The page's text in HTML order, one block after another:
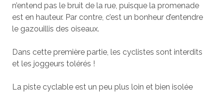
n’entend pas le bruit de la rue, puisque la promenade
est en hauteur. Par contre, c’est un bonheur d’entendre
le gazouillis des oiseaux.
Dans cette première partie, les cyclistes sont interdits
et les joggeurs tolérés !
La piste cyclable est un peu plus loin et bien isolée